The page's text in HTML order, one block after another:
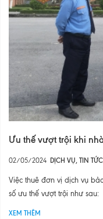
Ưu thế vượt trội khi
02/05/2024 DỊCH VỤ, TIN TỨC
Việc thuê đơn vị dịch vụ
số ưu thế vượt trội như sau:
XEM THÊM